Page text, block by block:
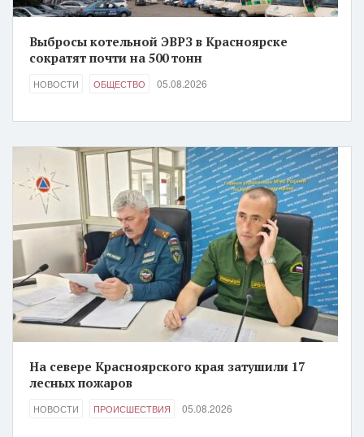
Выбросы котельной ЭВРЗ в Красноярске
сократят почти на 500 тонн
НОВОСТИ ОБЩЕСТВО 05.08.2026
На севере Красноярского края затушили 17
лесных пожаров
НОВОСТИ ПРОИСШЕСТВИЯ 05.08.2026